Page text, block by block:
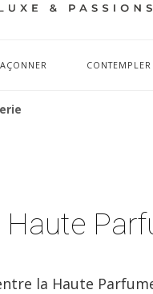
CONTEMPLER
la Haute